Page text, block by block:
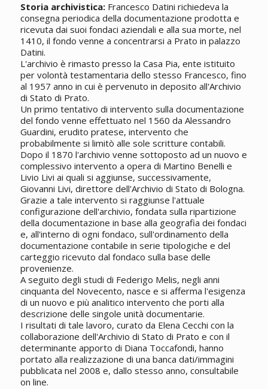
Storia archivistica:Francesco Datini richiedeva la
consegna periodica della documentazione prodotta e
ricevuta dai suoi fondaci aziendali e alla sua morte, nel
1410, il fondo venne a concentrarsi a Prato in palazzo
Datini.
L'archivio è rimasto presso la Casa Pia, ente istituito
per volontà testamentaria dello stesso Francesco, fino
al 1957 anno in cui è pervenuto in deposito all'Archivio
di Stato di Prato.
Un primo tentativo di intervento sulla documentazione
del fondo venne effettuato nel 1560 da Alessandro
Guardini, erudito pratese, intervento che
probabilmente si limitò alle sole scritture contabili.
Dopo il 1870 l'archivio venne sottoposto ad un nuovo e
complessivo intervento a opera di Martino Benelli e
Livio Livi ai quali si aggiunse, successivamente,
Giovanni Livi, direttore dell'Archivio di Stato di Bologna.
Grazie a tale intervento si raggiunse l'attuale
configurazione dell'archivio, fondata sulla ripartizione
della documentazione in base alla geografia dei fondaci
e, all'interno di ogni fondaco, sull'ordinamento della
documentazione contabile in serie tipologiche e del
carteggio ricevuto dal fondaco sulla base delle
provenienze.
A seguito degli studi di Federigo Melis, negli anni
cinquanta del Novecento, nasce e si afferma l'esigenza
di un nuovo e più analitico intervento che porti alla
descrizione delle singole unità documentarie.
I risultati di tale lavoro, curato da Elena Cecchi con la
collaborazione dell'Archivio di Stato di Prato e con il
determinante apporto di Diana Toccafondi, hanno
portato alla realizzazione di una banca dati/immagini
pubblicata nel 2008 e, dallo stesso anno, consultabile
on line.